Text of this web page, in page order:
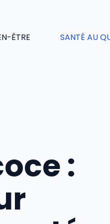
ÊTRE SANTÉ AU
: